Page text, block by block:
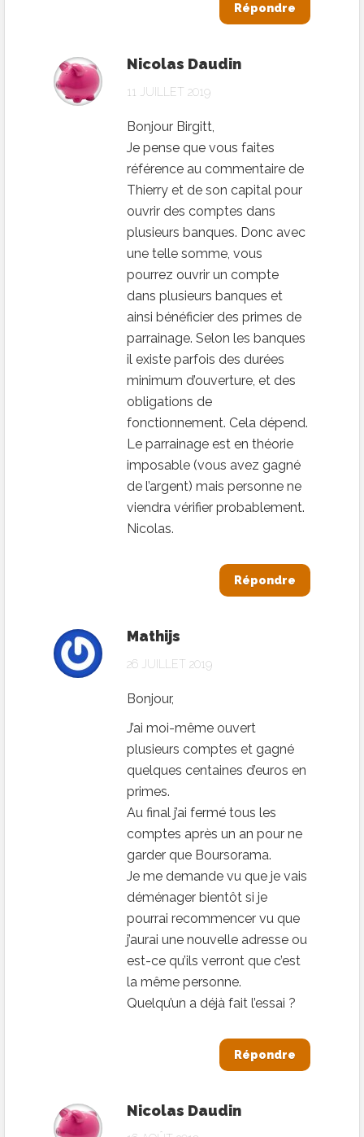
Répondre
Nicolas Daudin
11 JUILLET 2019
Bonjour Birgitt,
Je pense que vous faites
référence au commentaire de
Thierry et de son capital pour
ouvrir des comptes dans
plusieurs banques. Donc avec
une telle somme, vous
pourrez ouvrir un compte
dans plusieurs banques et
ainsi bénéficier des primes de
parrainage. Selon les banques
il existe parfois des durées
minimum d’ouverture, et des
obligations de
fonctionnement. Cela dépend.
Le parrainage est en théorie
imposable (vous avez gagné
de l’argent) mais personne ne
viendra vérifier probablement.
Nicolas.
Répondre
Mathijs
26 JUILLET 2019
Bonjour,
J’ai moi-même ouvert
plusieurs comptes et gagné
quelques centaines d’euros en
primes.
Au final j’ai fermé tous les
comptes après un an pour ne
garder que Boursorama.
Je me demande vu que je vais
déménager bientôt si je
pourrai recommencer vu que
j’aurai une nouvelle adresse ou
est-ce qu’ils verront que c’est
la même personne.
Quelqu’un a déjà fait l’essai ?
Répondre
Nicolas Daudin